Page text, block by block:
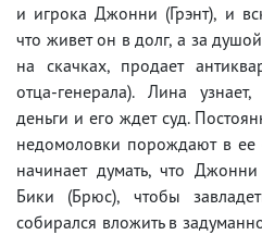
и игрока Джонни (Грэнт), и
что живет он в долг, а за
на скачках, продает
отца-генерала). Лина
деньги и его ждет суд.
недомоловки порождают в ее
начинает думать, что Джонни
Бики (Брюс), чтобы
собирался вложить в